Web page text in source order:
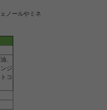
ノールやミネ
、
ジ
コ